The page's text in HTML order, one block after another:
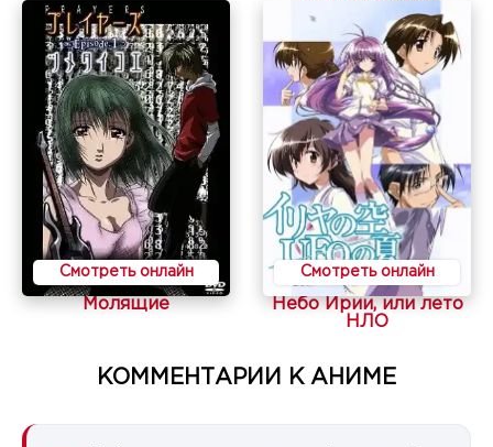
Смотреть онлайн
Молящие
Смотреть онлайн
Небо Ирии, или лето
НЛО
КОММЕНТАРИИ К АНИМЕ